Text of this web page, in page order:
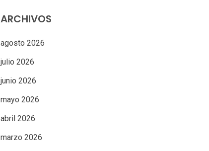
ARCHIVOS
agosto 2026
julio 2026
junio 2026
mayo 2026
abril 2026
marzo 2026